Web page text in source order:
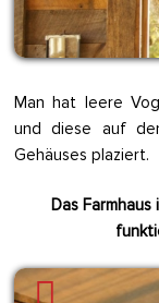
Man hat leere
und diese auf
Gehäuses plaziert.
Das